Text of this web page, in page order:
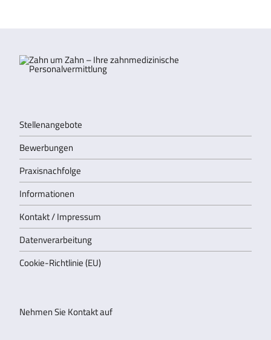
Stellenangebote
Bewerbungen
Praxisnachfolge
Informationen
Kontakt / Impressum
Datenverarbeitung
Cookie-Richtlinie (EU)
Nehmen Sie Kontakt auf